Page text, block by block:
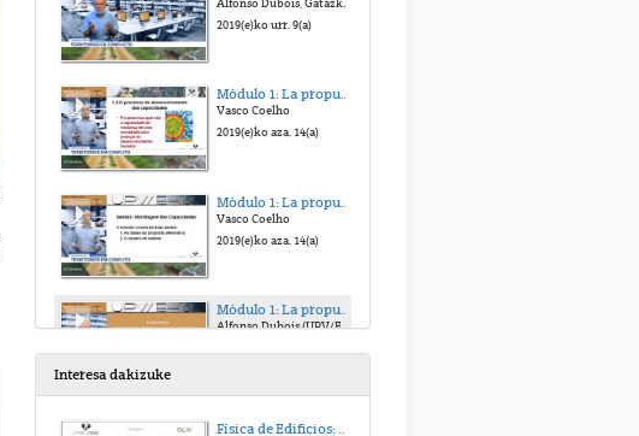
2019(e)ko urr. 9(a)
Módulo 1: La propuesta alternativa desde el enfoque de las capacidades: conceptos y marco de análisis
Vasco Coelho
2019(e)ko aza. 14(a)
Módulo 1: La propuesta alternativa desde el enfoque de las capacidades: conceptos y marco de análisis
Vasco Coelho
2019(e)ko aza. 14(a)
Módulo 1: La propuesta alternativa desde el enfoque de las capacidades: conceptos y marco de análisis
Interesa dakizuke
Física de Edificios: Transmision de Calor y Masa. Tema 5